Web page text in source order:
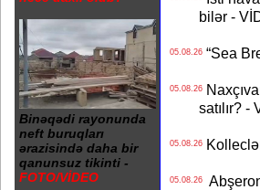
Binəqədi rayonunda
neft buruqları
ərazisində daha bir
qanunsuz tikinti -
FOTO/VİDEO
bilər -
05.08.26“Sea
05.08.26
satılır? -
05.08.26
05.08.26Abşeron